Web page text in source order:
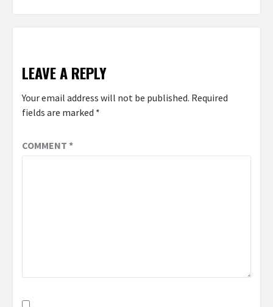
LEAVE A REPLY
Your email address will not be published. Required
fields are marked *
COMMENT *